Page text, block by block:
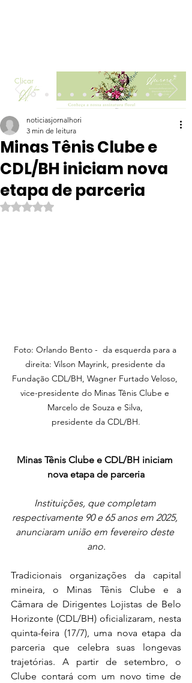
Clicar
Minas Tênis Clube e
CDL/BH iniciam nova
etapa de parceria
noticiasjornalhori
3 min de leitura
Avaliado com NaN de 5 estrelas.
Foto: Orlando Bento - da esquerda para a
direita: Vilson Mayrink, presidente da
Fundação CDL/BH, Wagner Furtado Veloso,
vice-presidente do Minas Tênis Clube e
Marcelo de Souza e Silva,
presidente da CDL/BH.
Minas Tênis Clube e CDL/BH iniciam
nova etapa de parceria
Instituições, que completam
respectivamente 90 e 65 anos em 2025,
anunciaram união em fevereiro deste
ano.
Tradicionais organizações da capital
mineira, o Minas Tênis Clube e a
Câmara de Dirigentes Lojistas de Belo
Horizonte (CDL/BH) oficializaram, nesta
quinta-feira (17/7), uma nova etapa da
parceria que celebra suas longevas
trajetórias. A partir de setembro, o
Clube contará com um novo time de